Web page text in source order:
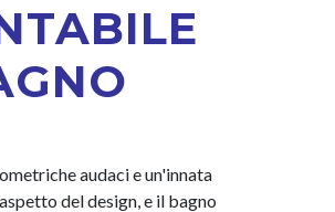
audaci e un'innata
del design, e il bagno